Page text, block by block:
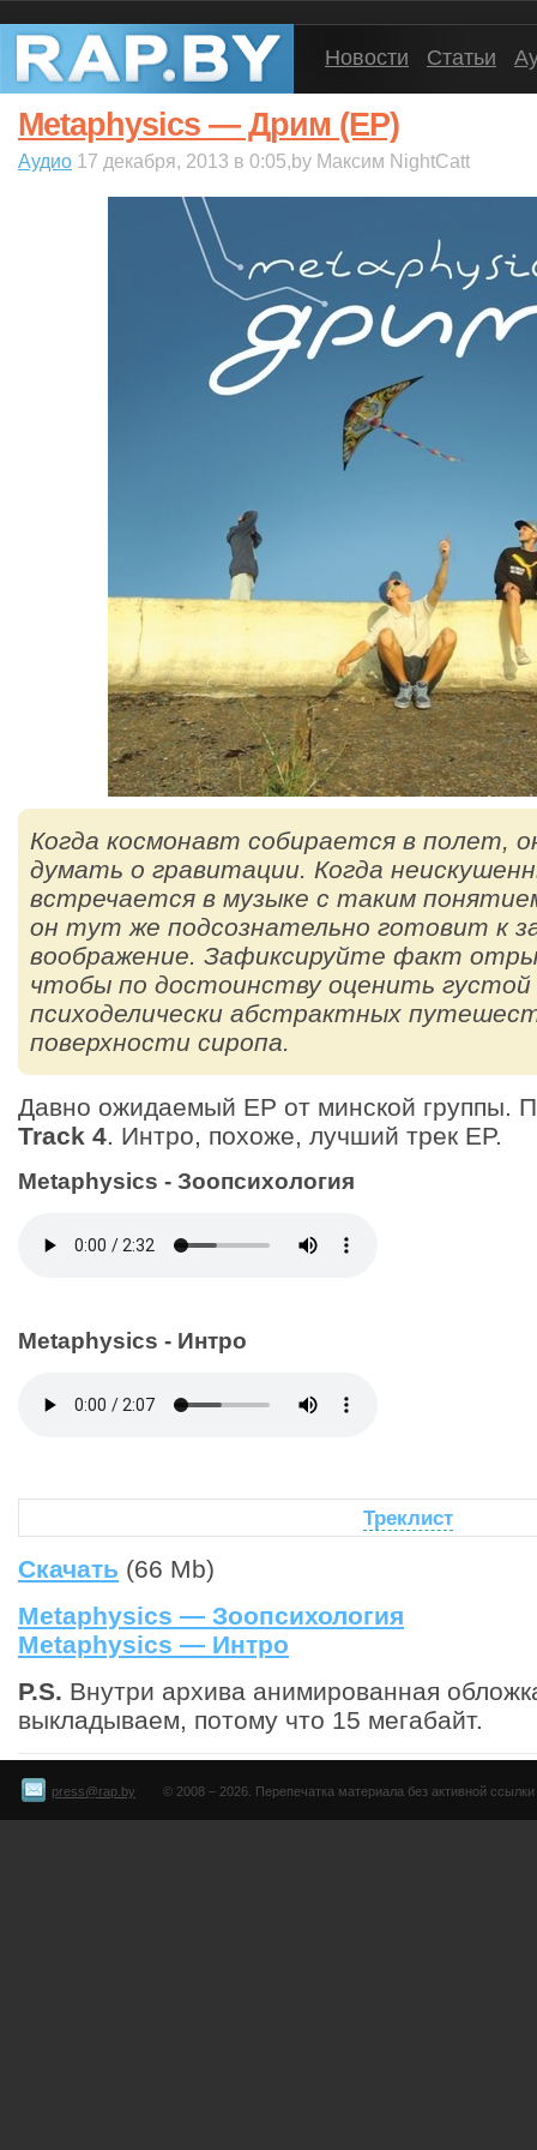
Новости Статьи
Metaphysics — Дрим (EP)
Аудио 17 декабря, 2013 в 0:05,by Максим NightCatt
Когда космонавт собирается в полет,
думать о гравитации. Когда
встречается в музыке с таким
он тут же подсознательно готовит к
воображение. Зафиксируйте факт
чтобы по достоинству оценить
психоделически абстрактных
поверхности сиропа.
Давно ожидаемый EP от минской группы.
Track 4. Интро, похоже, лучший трек EP.
Metaphysics - Зоопсихология
Metaphysics - Интро
Треклист
Скачать (66 Mb)
Metaphysics — Зоопсихология
Metaphysics — Интро
P.S. Внутри архива анимированная
выкладываем, потому что 15 мегабайт.
press@rap.by © 2008 – 2026. Перепечатка материала без активной